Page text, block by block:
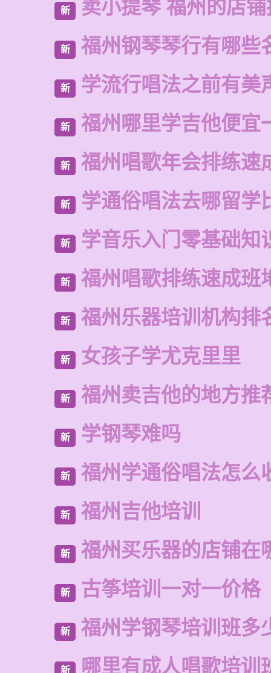
新 卖小提琴 福州的店
新 福州钢琴琴行有哪些
新 学流行唱法之前有美
新 福州哪里学吉他便宜
新 福州唱歌年会排练速
新 学通俗唱法去哪留学
新 学音乐入门零基础知
新 福州唱歌排练速成班
新 福州乐器培训机构排
新 女孩子学尤克里里
新 福州卖吉他的地方推
新 学钢琴难吗
新 福州学通俗唱法怎么
新 福州吉他培训
新 福州买乐器的店铺在
新 古筝培训一对一价格
新 福州学钢琴培训班多
新 哪里有成人唱歌培训